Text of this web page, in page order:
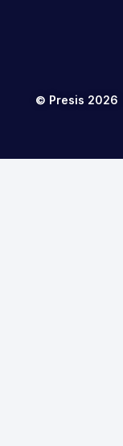
© Presis 2026